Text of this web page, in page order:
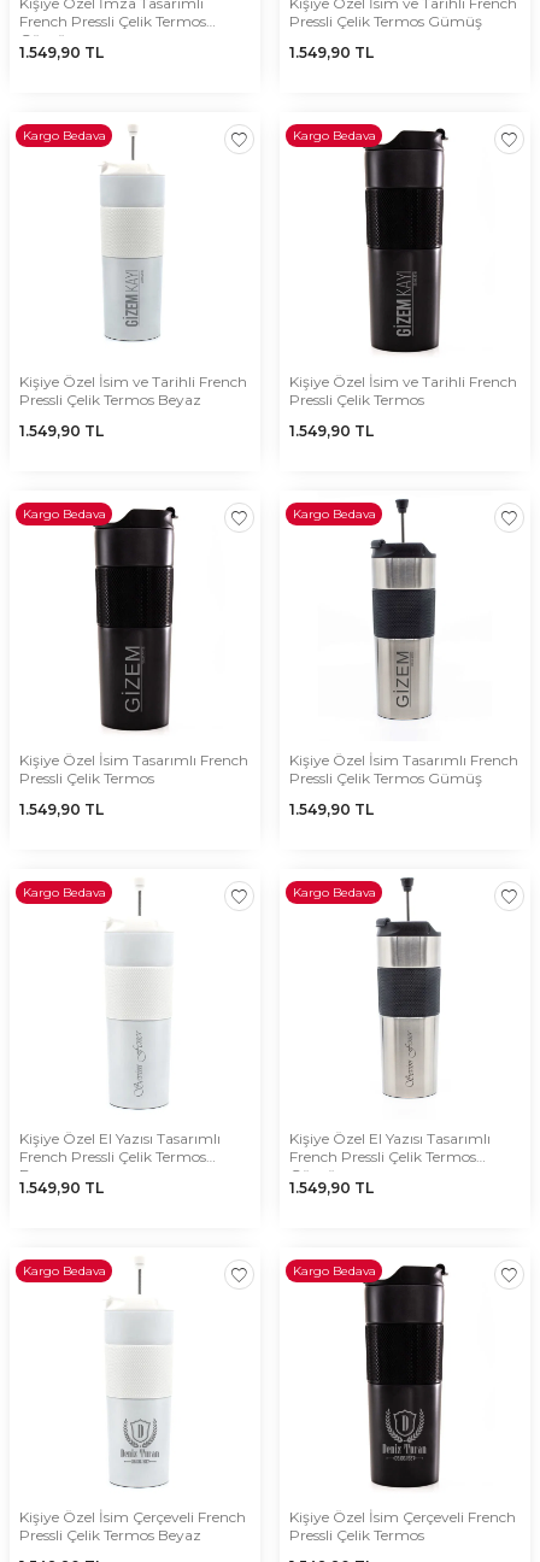
French Pressli Çelik Termos
Gümüş
1.549,90 TL
Pressli Çelik Termos Gümüş
1.549,90 TL
Kargo Bedava
Kişiye Özel İsim ve Tarihli French
Pressli Çelik Termos Beyaz
1.549,90 TL
Kargo Bedava
Kişiye Özel İsim ve Tarihli French
Pressli Çelik Termos
1.549,90 TL
Kargo Bedava
Kişiye Özel İsim Tasarımlı French
Pressli Çelik Termos
1.549,90 TL
Kargo Bedava
Kişiye Özel İsim Tasarımlı French
Pressli Çelik Termos Gümüş
1.549,90 TL
Kargo Bedava
Kişiye Özel El Yazısı Tasarımlı
French Pressli Çelik Termos
Beyaz
1.549,90 TL
Kargo Bedava
Kişiye Özel El Yazısı Tasarımlı
French Pressli Çelik Termos
Gümüş
1.549,90 TL
Kargo Bedava
Kişiye Özel İsim Çerçeveli French
Pressli Çelik Termos Beyaz
Kargo Bedava
Kişiye Özel İsim Çerçeveli French
Pressli Çelik Termos